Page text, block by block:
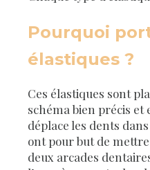
Pourquoi
élastiques ?
Ces élastiques sont
schéma bien précis
déplace les dents
ont pour but de
deux arcades